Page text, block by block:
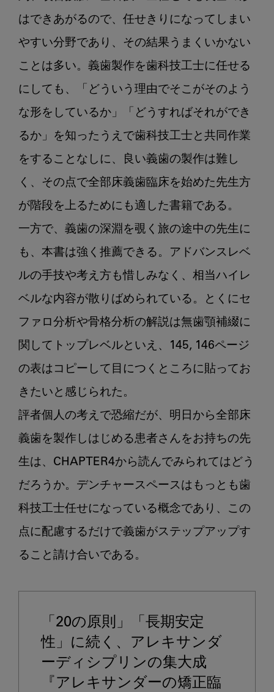
はできあがるので、任せきりになってしまい
やすい分野であり、その結果うまくいかない
ことは多い。義歯製作を歯科技工士に任せる
にしても、「どういう理由でそこがそのよう
な形をしているか」「どうすればそれができ
るか」を知ったうえで歯科技工士と共同作業
をすることなしに、良い義歯の製作は難し
く、その点で全部床義歯臨床を始めた先生方
が階段を上るためにも適した書籍である。
一方で、義歯の深淵を覗く旅の途中の先生に
も、本書は強く推薦できる。アドバンスレベ
ルの手技や考え方も惜しみなく、相当ハイレ
ベルな内容が散りばめられている。とくにセ
ファロ分析や骨格分析の解説は無歯顎補綴に
関してトップレベルといえ、145, 146ページ
の表はコピーして目につくところに貼ってお
きたいと感じられた。
評者個人の考えで恐縮だが、明日から全部床
義歯を製作しはじめる患者さんをお持ちの先
生は、CHAPTER4から読んでみられてはどう
だろうか。デンチャースペースはもっとも歯
科技工士任せになっている概念であり、この
点に配慮するだけで義歯がステップアップす
ること請け合いである。
「20の原則」「長期安定
性」に続く、アレキサンダ
ーディシプリンの集大成
『アレキサンダーの矯正臨